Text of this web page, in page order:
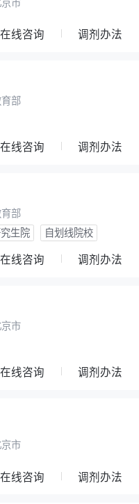
在线咨询 调剂办法
部
在线咨询 调剂办法
部
生院 自划线院校
在线咨询 调剂办法
市
在线咨询 调剂办法
市
在线咨询 调剂办法